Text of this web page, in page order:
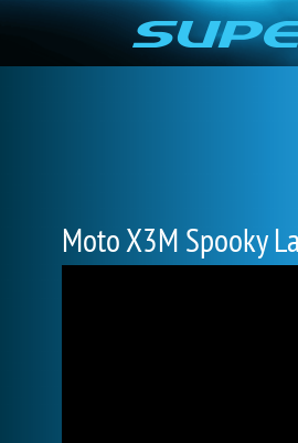
Moto X3M Spooky